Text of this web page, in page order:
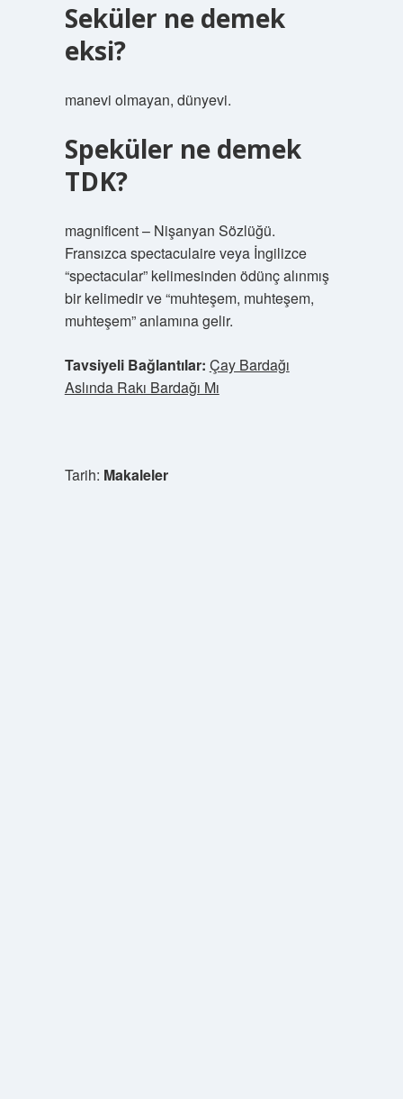
Seküler ne demek
eksi?
manevi olmayan, dünyevi.
Speküler ne demek
TDK?
magnificent – Nişanyan Sözlüğü.
Fransızca spectaculaire veya İngilizce
“spectacular” kelimesinden ödünç alınmış
bir kelimedir ve “muhteşem, muhteşem,
muhteşem” anlamına gelir.
Tavsiyeli Bağlantılar: Çay Bardağı
Aslında Rakı Bardağı Mı
Tarih: Makaleler